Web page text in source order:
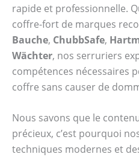
rapide et professionnelle.
coffre-fort de marques
Bauche, ChubbSafe,
Wächter, nos serruriers
compétences nécessaires
coffre sans causer de
Nous savons que le
précieux, c’est pourquoi
techniques modernes et